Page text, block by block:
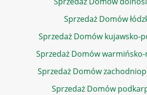
Sprzedaż Domów
Sprzedaż Domów kujawsko-
Sprzedaż Domów
Sprzedaż Domów
Sprzedaż Domów